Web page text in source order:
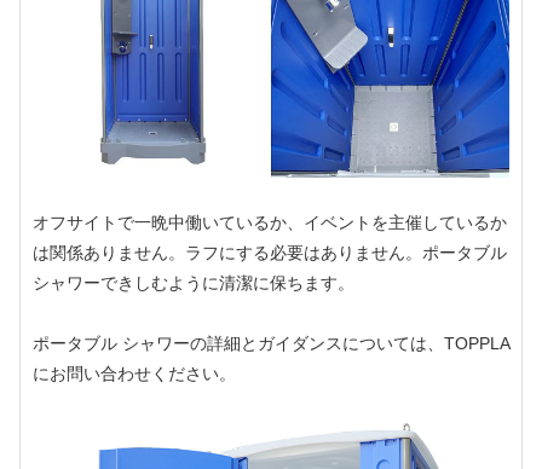
オフサイトで一晩中働いているか、イベントを主催しているか
は関係ありません。ラフにする必要はありません。ポータブル
シャワーできしむように清潔に保ちます。
ポータブル シャワーの詳細とガイダンスについては、TOPPLA
にお問い合わせください。